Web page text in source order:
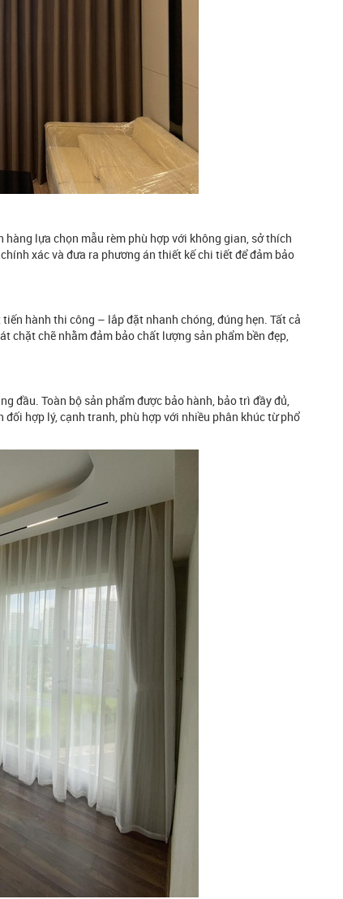
lựa chọn mẫu rèm phù hợp với không gian, sở thích
xác và đưa ra phương án thiết kế chi tiết để đảm bảo
hành thi công – lắp đặt nhanh chóng, đúng hẹn. Tất cả
chặt chẽ nhằm đảm bảo chất lượng sản phẩm bền đẹp,
đầu. Toàn bộ sản phẩm được bảo hành, bảo trì đầy đủ,
hợp lý, cạnh tranh, phù hợp với nhiều phân khúc từ phổ